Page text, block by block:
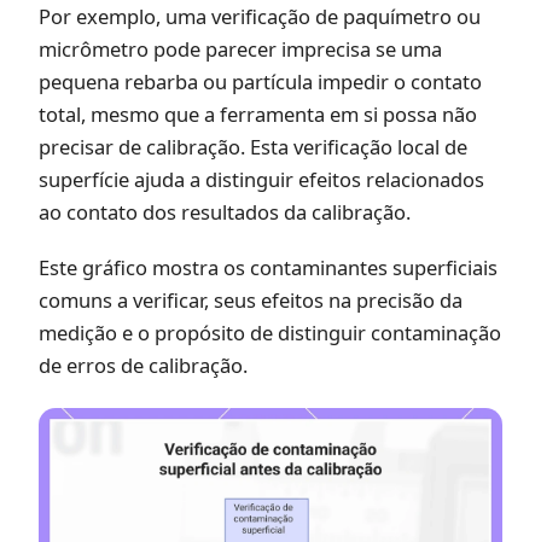
Por exemplo, uma verificação de paquímetro ou
micrômetro pode parecer imprecisa se uma
pequena rebarba ou partícula impedir o contato
total, mesmo que a ferramenta em si possa não
precisar de calibração. Esta verificação local de
superfície ajuda a distinguir efeitos relacionados
ao contato dos resultados da calibração.
Este gráfico mostra os contaminantes superficiais
comuns a verificar, seus efeitos na precisão da
medição e o propósito de distinguir contaminação
de erros de calibração.